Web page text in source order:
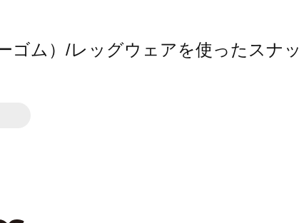
ゴム）/レッグウェアを使ったスナッ